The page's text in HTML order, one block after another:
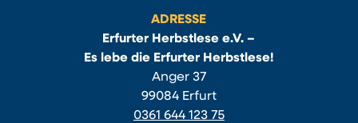
ADRESSE
Erfurter Herbstlese e.V. –
Es lebe die Erfurter Herbstlese!
Anger 37
99084 Erfurt
0361 644 123 75